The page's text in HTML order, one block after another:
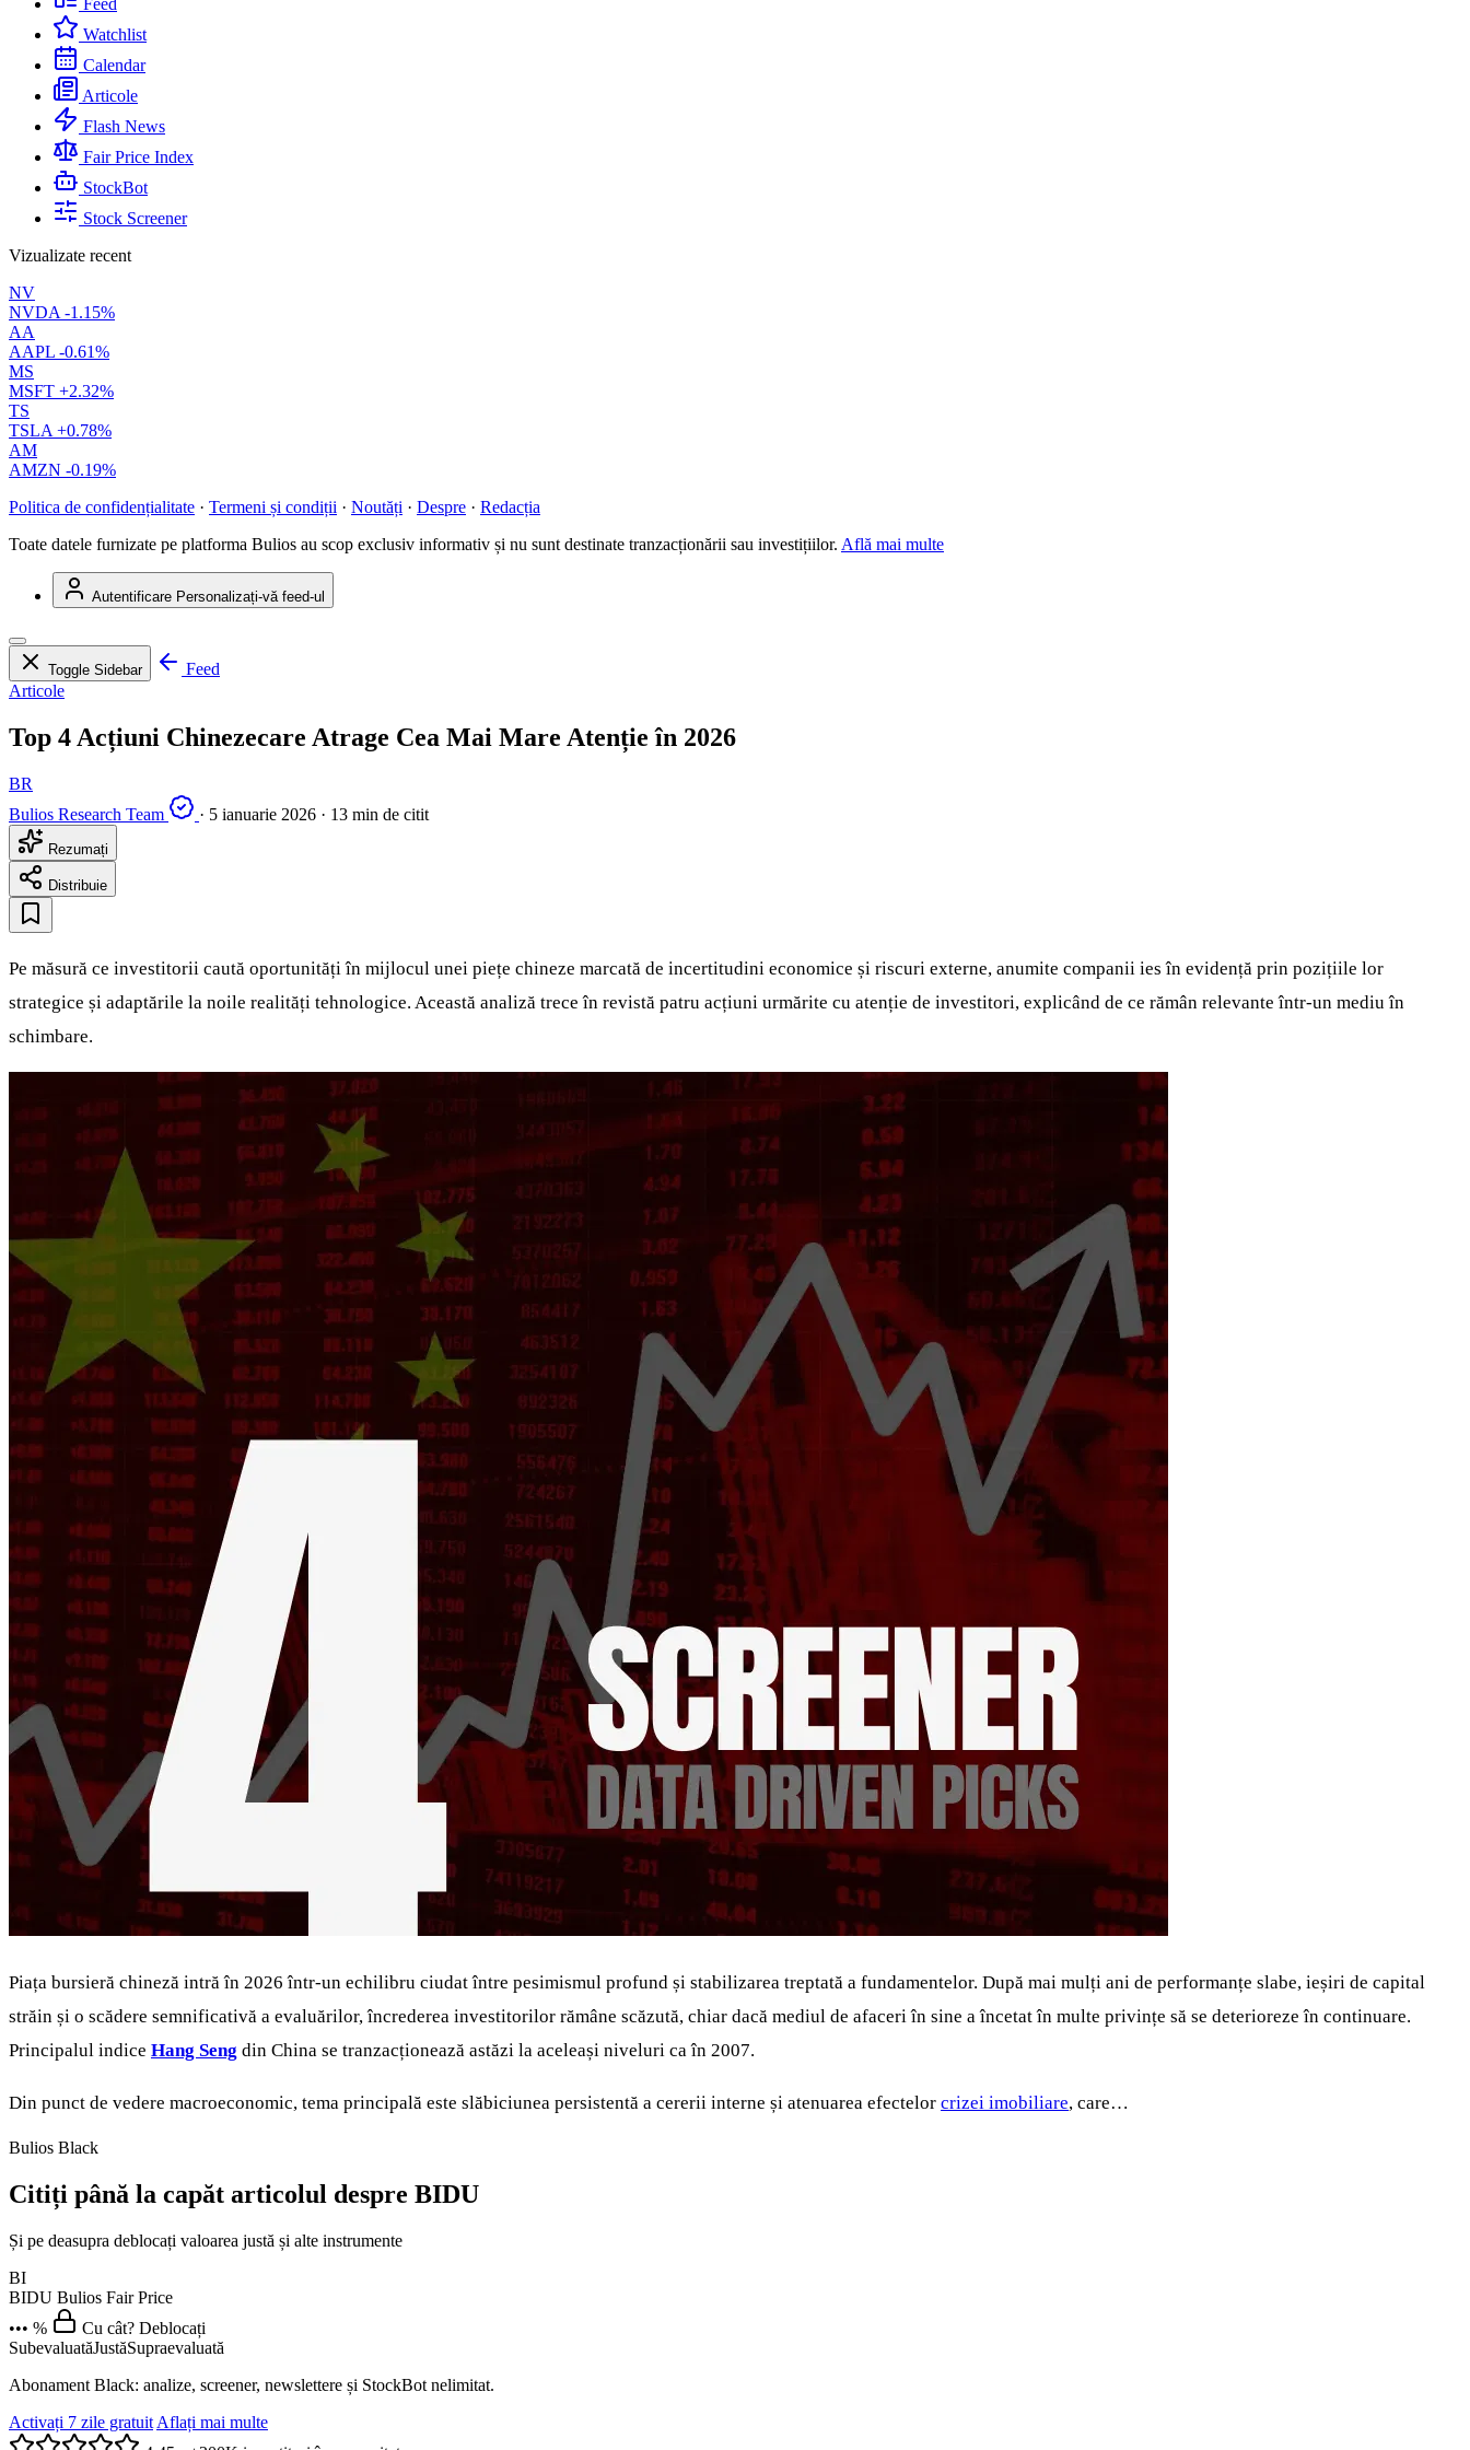
Feed
Watchlist
Calendar
Articole
Flash News
Fair Price Index
StockBot
Stock Screener
Vizualizate recent
NV
NVDA -1.15%
AA
AAPL -0.61%
MS
MSFT +2.32%
TS
TSLA +0.78%
AM
AMZN -0.19%
Politica de confidențialitate · Termeni și condiții · Noutăți · Despre · Redacția
Toate datele furnizate pe platforma Bulios au scop exclusiv informativ și nu sunt destinate tranzacționării sau investițiilor. Află mai multe
Autentificare Personalizați-vă feed-ul
Toggle Sidebar
Feed
Articole
Top 4 Acțiuni Chinezecare Atrage Cea Mai Mare Atenție în 2026
BR
Bulios Research Team
· 5 ianuarie 2026 · 13 min de citit
Rezumați
Distribuie
Pe măsură ce investitorii caută oportunități în mijlocul unei piețe chineze marcată de incertitudini economice și riscuri externe, anumite companii ies în evidență prin pozițiile lor
strategice și adaptările la noile realități tehnologice. Această analiză trece în revistă patru acțiuni urmărite cu atenție de investitori, explicând de ce rămân relevante într-un mediu în
schimbare.
Piața bursieră chineză intră în 2026 într-un echilibru ciudat între pesimismul profund și stabilizarea treptată a fundamentelor. După mai mulți ani de performanțe slabe, ieșiri de capital
străin și o scădere semnificativă a evaluărilor, încrederea investitorilor rămâne scăzută, chiar dacă mediul de afaceri în sine a încetat în multe privințe să se deterioreze în continuare.
Principalul indice Hang Seng din China se tranzacționează astăzi la aceleași niveluri ca în 2007.
Din punct de vedere macroeconomic, tema principală este slăbiciunea persistentă a cererii interne și atenuarea efectelor crizei imobiliare, care…
Bulios Black
Citiți până la capăt articolul despre BIDU
Și pe deasupra deblocați valoarea justă și alte instrumente
BI
BIDU Bulios Fair Price
••• %
Cu cât? Deblocați
SubevaluatăJustăSupraevaluată
Abonament Black: analize, screener, newslettere și StockBot nelimitat.
Activați 7 zile gratuit Aflați mai multe